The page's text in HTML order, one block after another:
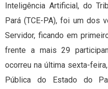
Inteligência Artificial, do
Pará (TCE-PA), foi um dos
Servidor, ficando em
frente a mais 29
ocorreu na última sexta-
Pública do Estado do